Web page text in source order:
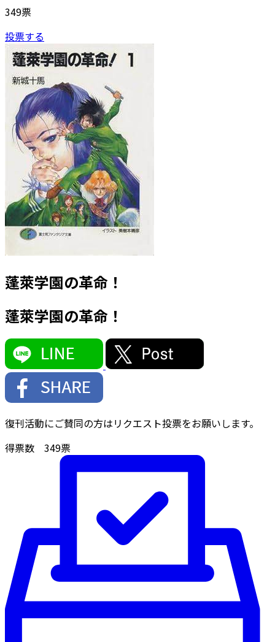
349票
投票する
蓬萊学園の革命！
蓬萊学園の革命！
復刊活動にご賛同の方はリクエスト投票をお願いします。
得票数 349票